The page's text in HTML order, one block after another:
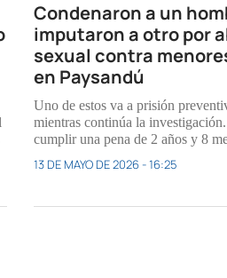
Condenaron a un
imputaron a otro por
sexual contra
en Paysandú
Uno de estos va a prisión
mientras continúa la
cumplir una pena de 2 años y 8
13 DE MAYO DE 2026 - 16:25